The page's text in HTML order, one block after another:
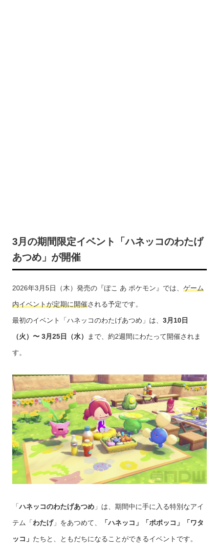
3月の期間限定イベント「ハネッコのわたげ
あつめ」が開催
2026年3月5日（木）発売の『ぽこ あ ポケモン』では、 ゲーム
内イベントが定期に開催される予定です。
最初のイベント「ハネッコのわたげあつめ」は、 3月10日
（火）〜 3月25日（水） まで、約2週間にわたって開催されま
す。
「ハネッコのわたげあつめ」は、期間中に手に入る特別なアイ
テム「わたげ」をあつめて、 「ハネッコ」「ポポッコ」「ワタ
ッコ」 たちと、ともだちになることができるイベントです。